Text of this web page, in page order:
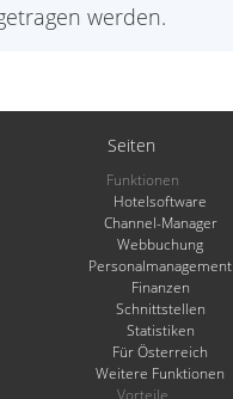
werden.
Seiten
Funktionen
Hotelsoftware
Channel-Manager
Webbuchung
Personalmanagement
Finanzen
Schnittstellen
Statistiken
Für Österreich
Weitere Funktionen
Vorteile